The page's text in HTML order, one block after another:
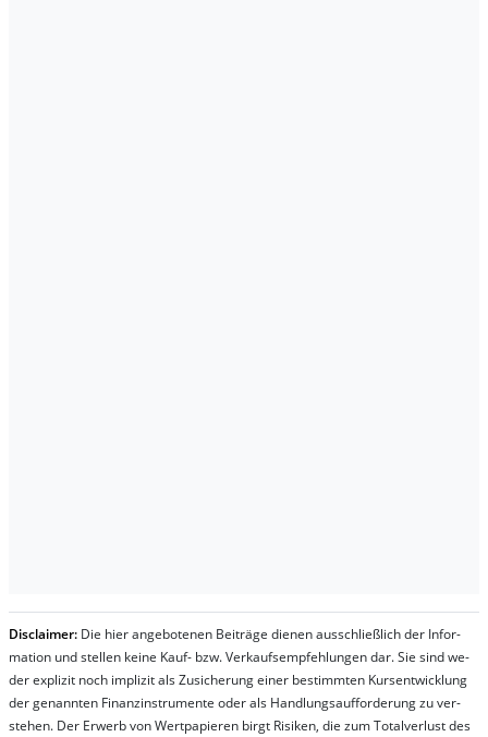
Dis­clai­mer: Die hier an­ge­bo­te­nen Bei­trä­ge die­nen aus­schließ­lich der In­for­
ma­t­ion und stel­len kei­ne Kauf- bzw. Ver­kaufs­em­pfeh­lung­en dar. Sie sind we­
der ex­pli­zit noch im­pli­zit als Zu­sich­er­ung ei­ner be­stim­mt­en Kurs­ent­wick­lung
der ge­nan­nt­en Fi­nanz­in­stru­men­te oder als Handl­ungs­auf­for­der­ung zu ver­
steh­en. Der Er­werb von Wert­pa­pier­en birgt Ri­si­ken, die zum To­tal­ver­lust des